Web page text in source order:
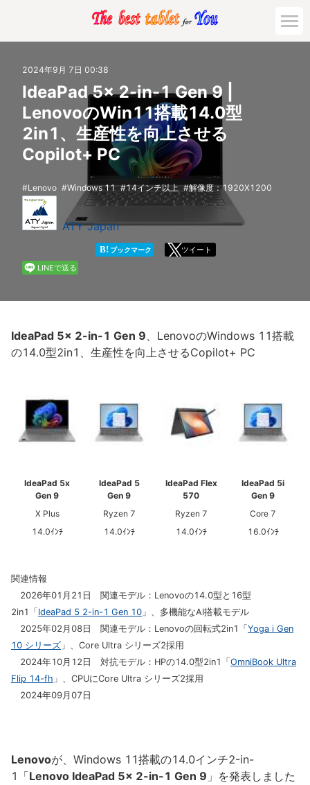
活用対策と事例
主要機種の比較
ゲーミング
2024年9月 7日 00:38
IdeaPad 5x 2-in-1 Gen 9 |
LenovoのWin11搭載14.0型
2in1、生産性を向上させる
Copilot+ PC
Lenovo Windows 11 14インチ以上 解像度：1920X1200
ATY Japan
B! ブックマーク
ツイート
LINEで送る
IdeaPad 5x 2-in-1 Gen 9、LenovoのWindows 11搭載
の14.0型2in1、生産性を向上させるCopilot+ PC
IdeaPad 5x
Gen 9
X Plus
14.0ｲﾝﾁ
IdeaPad 5
Gen 9
Ryzen 7
14.0ｲﾝﾁ
IdeaPad Flex
570
Ryzen 7
14.0ｲﾝﾁ
IdeaPad 5i
Gen 9
Core 7
16.0ｲﾝﾁ
関連情報
2026年01月21日 関連モデル：Lenovoの14.0型と16型
2in1「 IdeaPad 5 2-in-1 Gen 10 」、多機能なAI搭載モデル
2025年02月08日 関連モデル：Lenovoの回転式2in1「 Yoga i Gen
10 シリーズ 」、Core Ultra シリーズ2採用
2024年10月12日 対抗モデル：HPの14.0型2in1「 OmniBook Ultra
Flip 14-fh 」、CPUにCore Ultra シリーズ2採用
2024年09月07日
Lenovoが、Windows 11搭載の14.0インチ2-in-
1「Lenovo IdeaPad 5x 2-in-1 Gen 9 」を発表しました